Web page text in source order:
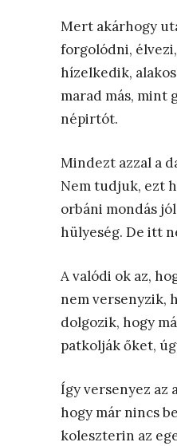
Mert akárhogy
forgolódni,
hízelkedik,
marad más, mint
népirtót.
Mindezt azzal a
Nem tudjuk, ezt
orbáni mondás
hülyeség. De itt
A valódi ok az,
nem versenyzik,
dolgozik, hogy
patkolják őket,
Így versenyez az
hogy már nincs
koleszterin az